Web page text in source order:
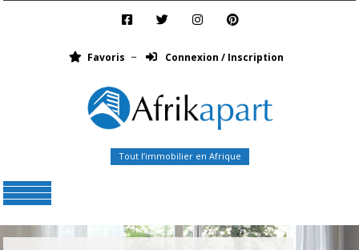
Favoris Connexion / Inscription
Tout l’immobilier en Afrique